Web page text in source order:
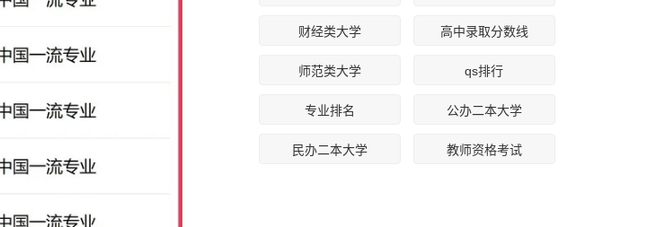
财经类大学 高中录取分数线
师范类大学 qs排行
专业排名 公办二本大学
民办二本大学 教师资格考试